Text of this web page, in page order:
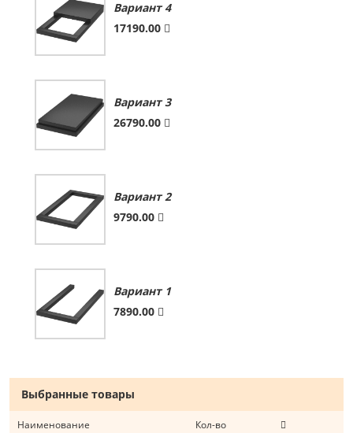
Вариант 4
17190.00
Вариант 3
26790.00
Вариант 2
9790.00
Вариант 1
7890.00
Выбранные товары
Наименование
Кол-во